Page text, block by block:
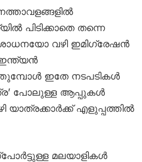
പിടിക്കാതെ തന്നെ
വഴി ഇമിഗ്രേഷൻ
ഇതേ നടപടികൾ
പോലുള്ള ആപ്പുകൾ
യാത്രക്കാർക്ക് എളുപ്പത്തിൽ
മലയാളികൾ